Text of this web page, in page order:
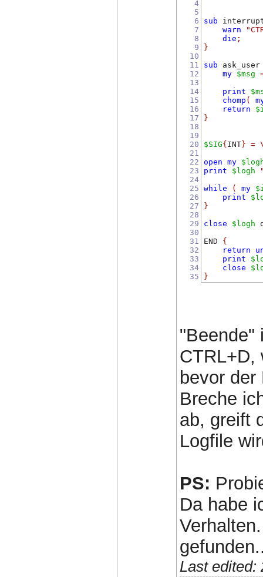
4
5
6
7
8
9
10
11
12
13
14
15
16
17
18
19
20
21
22
23
24
25
26
27
28
29
30
31
32
33
34
35
sub
warn
die ;
}
sub
my $msg
print
chomp (
return
}
$SIG{INT} =
open
my
print
$logh
while
( my
print
}
close
$logh
END {
return
print
close
}
"Beende"
CTRL+D,
bevor der
Breche
ab, greift
Logfile
PS:
Da habe
Last edited: